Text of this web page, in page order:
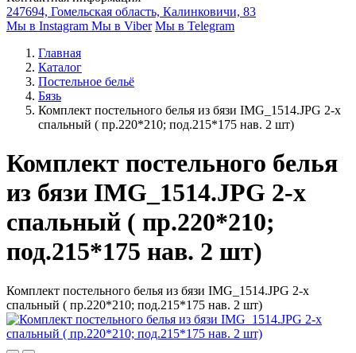
247694, Гомельская область, Калинковичи, 83
Мы в Instagram Мы в Viber Мы в Telegram
Главная
Каталог
Постельное бельё
Бязь
Комплект постельного белья из бязи IMG_1514.JPG 2-х
спальный ( пр.220*210; под.215*175 нав. 2 шт)
Комплект постельного белья
из бязи IMG_1514.JPG 2-х
спальный ( пр.220*210;
под.215*175 нав. 2 шт)
Комплект постельного белья из бязи IMG_1514.JPG 2-х
спальный ( пр.220*210; под.215*175 нав. 2 шт)